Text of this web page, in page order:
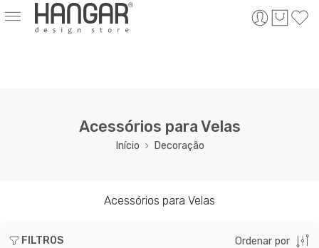
Acessórios para Velas
Início Decoração
Acessórios para Velas
FILTROS Ordenar por